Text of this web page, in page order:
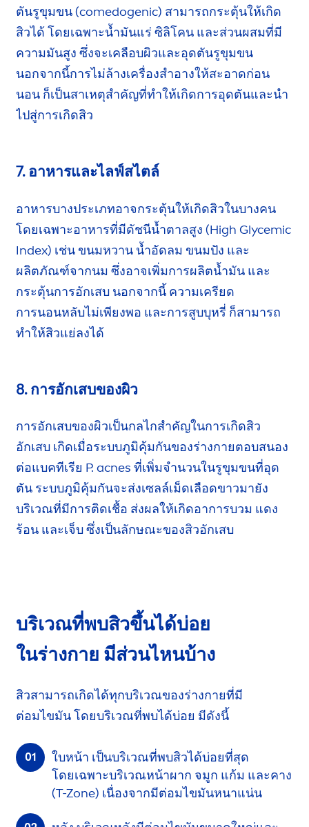
ตันรูขุมขน (comedogenic) สามารถกระตุ้นให้เกิด
สิวได้ โดยเฉพาะน้ำมันแร่ ซิลิโคน และส่วนผสมที่มี
ความมันสูง ซึ่งจะเคลือบผิวและอุดตันรูขุมขน
นอกจากนี้การไม่ล้างเครื่องสำอางให้สะอาดก่อน
นอน ก็เป็นสาเหตุสำคัญที่ทำให้เกิดการอุดตันและนำ
ไปสู่การเกิดสิว
7. อาหารและไลฟ์สไตล์
อาหารบางประเภทอาจกระตุ้นให้เกิดสิวในบางคน
โดยเฉพาะอาหารที่มีดัชนีน้ำตาลสูง (High Glycemic
Index) เช่น ขนมหวาน น้ำอัดลม ขนมปัง และ
ผลิตภัณฑ์จากนม ซึ่งอาจเพิ่มการผลิตน้ำมัน และ
กระตุ้นการอักเสบ นอกจากนี้ ความเครียด
การนอนหลับไม่เพียงพอ และการสูบบุหรี่ ก็สามารถ
ทำให้สิวแย่ลงได้
8. การอักเสบของผิว
การอักเสบของผิวเป็นกลไกสำคัญในการเกิดสิว
อักเสบ เกิดเมื่อระบบภูมิคุ้มกันของร่างกายตอบสนอง
ต่อแบคทีเรีย P. acnes ที่เพิ่มจำนวนในรูขุมขนที่อุด
ตัน ระบบภูมิคุ้มกันจะส่งเซลล์เม็ดเลือดขาวมายัง
บริเวณที่มีการติดเชื้อ ส่งผลให้เกิดอาการบวม แดง
ร้อน และเจ็บ ซึ่งเป็นลักษณะของสิวอักเสบ
บริเวณที่พบสิวขึ้นได้บ่อย
ในร่างกาย มีส่วนไหนบ้าง
สิวสามารถเกิดได้ทุกบริเวณของร่างกายที่มี
ต่อมไขมันโดยบริเวณที่พบได้บ่อย มีดังนี้
ใบหน้า เป็นบริเวณที่พบสิวได้บ่อยที่สุด
โดยเฉพาะบริเวณหน้าผาก จมูก แก้ม และคาง
(T-Zone) เนื่องจากมีต่อมไขมันหนาแน่น